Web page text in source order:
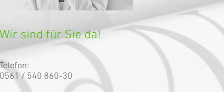
Wir sind für Sie da!
Telefon:
0561 / 540 860-30